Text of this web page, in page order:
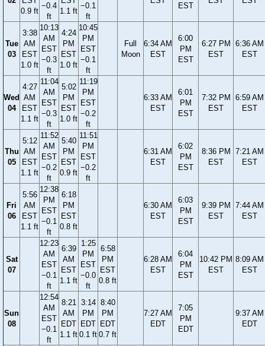
0.9 ft
−0.4
ft
1.1 ft
−0.1
ft
EST
Tue
03
3:38
AM
EST
1.0 ft
10:13
AM
EST
−0.3
ft
4:24
PM
EST
1.0 ft
10:45
PM
EST
−0.1
ft
Full
Moon
6:34 AM
EST
6:00
PM
EST
6:27 PM
EST
6:36 AM
EST
Wed
04
4:27
AM
EST
1.1 ft
11:04
AM
EST
−0.3
ft
5:02
PM
EST
1.0 ft
11:19
PM
EST
−0.2
ft
6:33 AM
EST
6:01
PM
EST
7:32 PM
EST
6:59 AM
EST
Thu
05
5:12
AM
EST
1.1 ft
11:52
AM
EST
−0.2
ft
5:40
PM
EST
0.9 ft
11:51
PM
EST
−0.2
ft
6:31 AM
EST
6:02
PM
EST
8:36 PM
EST
7:21 AM
EST
Fri
06
5:56
AM
EST
1.1 ft
12:38
PM
EST
−0.1
ft
6:18
PM
EST
0.8 ft
6:30 AM
EST
6:03
PM
EST
9:39 PM
EST
7:44 AM
EST
Sat
07
12:23
AM
EST
−0.1
ft
6:39
AM
EST
1.1 ft
1:25
PM
EST
−0.0
ft
6:58
PM
EST
0.8 ft
6:28 AM
EST
6:04
PM
EST
10:42 PM
EST
8:09 AM
EST
Sun
08
12:54
AM
EST
−0.1
ft
8:21
AM
EDT
1.1 ft
3:14
PM
EDT
0.1 ft
8:40
PM
EDT
0.7 ft
7:27 AM
EDT
7:05
PM
EDT
9:37 AM
EDT